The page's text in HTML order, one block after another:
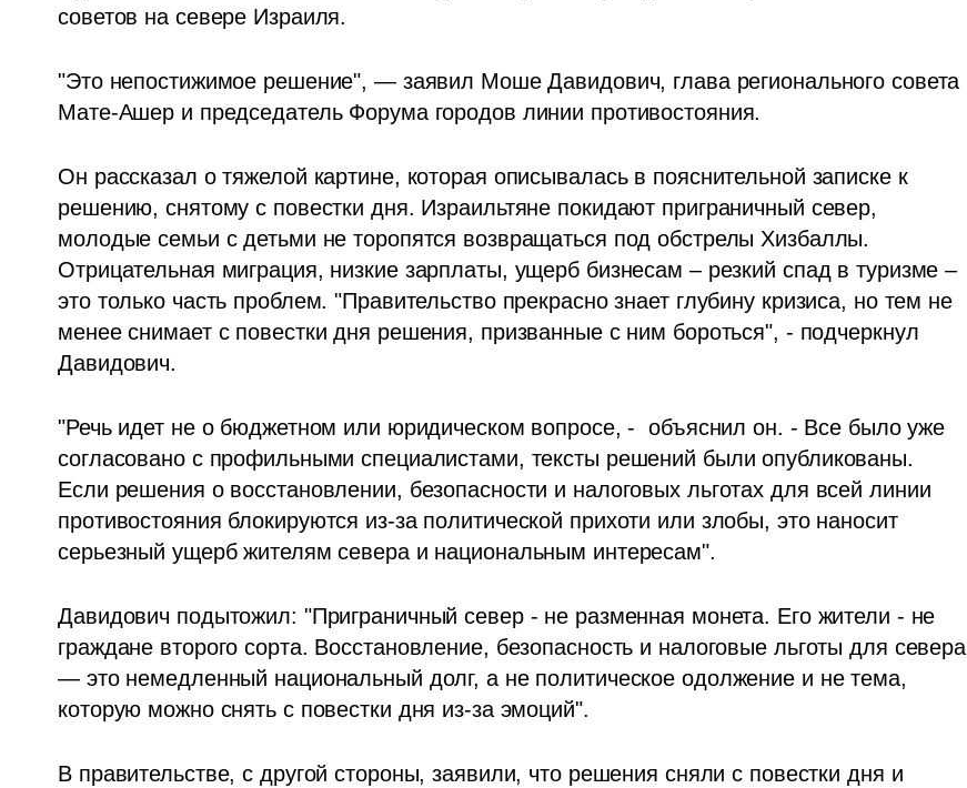
советов на севере Израиля.
"Это непостижимое решение", — заявил Моше Давидович, глава регионального совета
Мате-Ашер и председатель Форума городов линии противостояния.
Он рассказал о тяжелой картине, которая описывалась в пояснительной записке к
решению, снятому с повестки дня. Израильтяне покидают приграничный север,
молодые семьи с детьми не торопятся возвращаться под обстрелы Хизбаллы.
Отрицательная миграция, низкие зарплаты, ущерб бизнесам – резкий спад в туризме –
это только часть проблем. "Правительство прекрасно знает глубину кризиса, но тем не
менее снимает с повестки дня решения, призванные с ним бороться", - подчеркнул
Давидович.
"Речь идет не о бюджетном или юридическом вопросе, -  объяснил он. - Все было уже
согласовано с профильными специалистами, тексты решений были опубликованы.
Если решения о восстановлении, безопасности и налоговых льготах для всей линии
противостояния блокируются из-за политической прихоти или злобы, это наносит
серьезный ущерб жителям севера и национальным интересам".
Давидович подытожил: "Приграничный север - не разменная монета. Его жители - не
граждане второго сорта. Восстановление, безопасность и налоговые льготы для севера
— это немедленный национальный долг, а не политическое одолжение и не тема,
которую можно снять с повестки дня из-за эмоций".
В правительстве, с другой стороны, заявили, что решения сняли с повестки дня и